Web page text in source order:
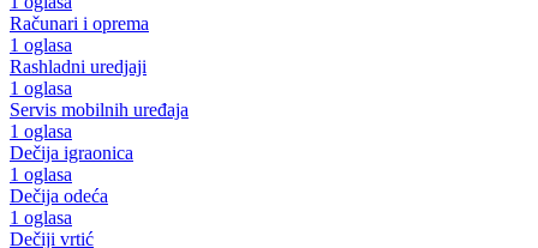
Računari i oprema
1 oglasa
Rashladni uredjaji
1 oglasa
Servis mobilnih uređaja
1 oglasa
Dečija igraonica
1 oglasa
Dečija odeća
1 oglasa
Dečiji vrtić